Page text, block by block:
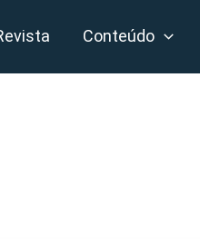
Conteúdo